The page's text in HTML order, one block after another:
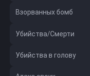
Взорванных бомб
Убийства/Смерти
Убийства в голову